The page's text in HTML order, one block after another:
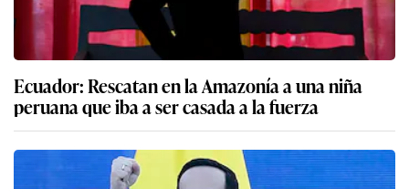
Ecuador: Rescatan en la Amazonía a una niña
peruana que iba a ser casada a la fuerza